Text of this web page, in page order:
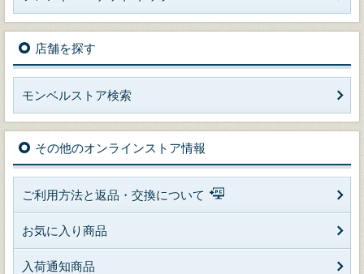
店舗を探す
モンベルストア検索
その他のオンラインストア情報
ご利用方法と返品・交換について
お気に入り商品
入荷通知商品